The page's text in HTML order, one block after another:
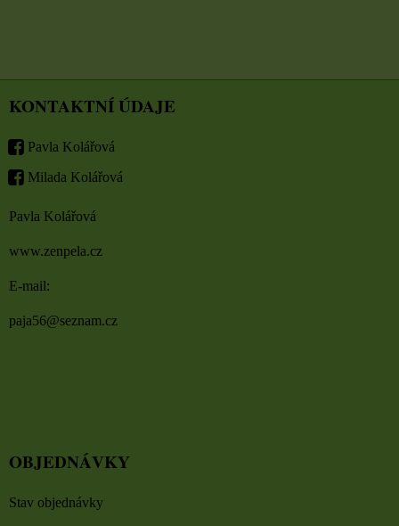
KONTAKTNÍ ÚDAJE
Pavla Kolářová
Milada Kolářová
Pavla Kolářová
www.zenpela.cz
E-mail:
paja56@seznam.cz
OBJEDNÁVKY
Stav objednávky